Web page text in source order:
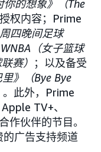
你的想象》（The
权内容；Prime
周四晚间足球
WNBA（女子篮球
赛） ；以及备受
里》（Bye Bye
。此外，Prime
TV+、
作伙伴的节目。
广告支持频道